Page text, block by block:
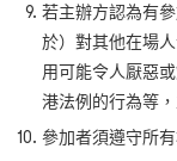
若主辦方認為有
於）對其他在場
用可能令人厭惡
港法例的行為等
參加者須遵守所